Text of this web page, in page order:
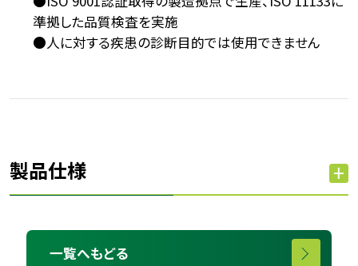
準拠した品質検査を実施
●人に対する疾患の診断目的では使用できません
製品仕様
一覧へもどる